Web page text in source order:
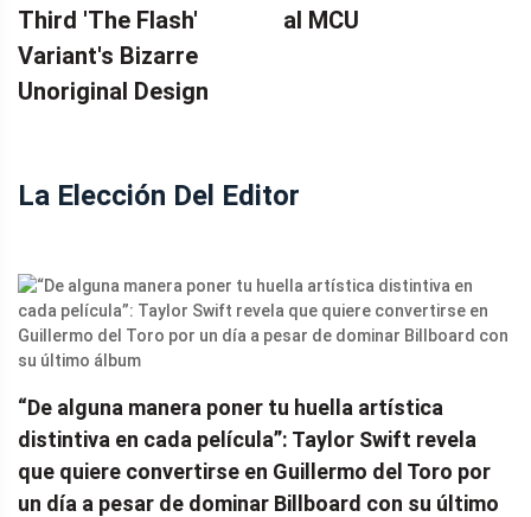
Third 'The Flash'
Variant's Bizarre
Unoriginal Design
al MCU
La Elección Del Editor
“De alguna manera poner tu huella artística
distintiva en cada película”: Taylor Swift revela
que quiere convertirse en Guillermo del Toro por
un día a pesar de dominar Billboard con su último